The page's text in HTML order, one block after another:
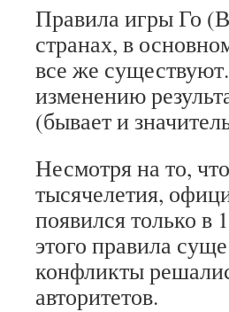
Правила игры Го
странах, в
все же
изменению
(бывает и
Несмотря на то,
тысячелетия,
появился только в
этого правила
конфликты
авторитетов.